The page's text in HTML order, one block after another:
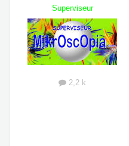
Superviseur
2,2 k